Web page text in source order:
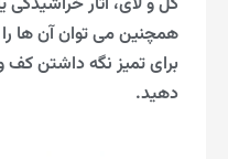
همچنین می توان آن ها
برای تمیز نگه داشتن کف
دهید.